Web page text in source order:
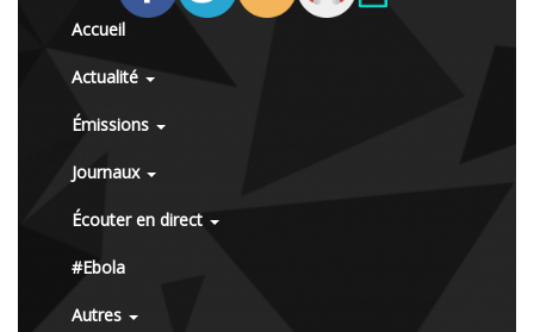
Accueil
Actualité
Émissions
Journaux
Écouter en direct
#Ebola
Autres